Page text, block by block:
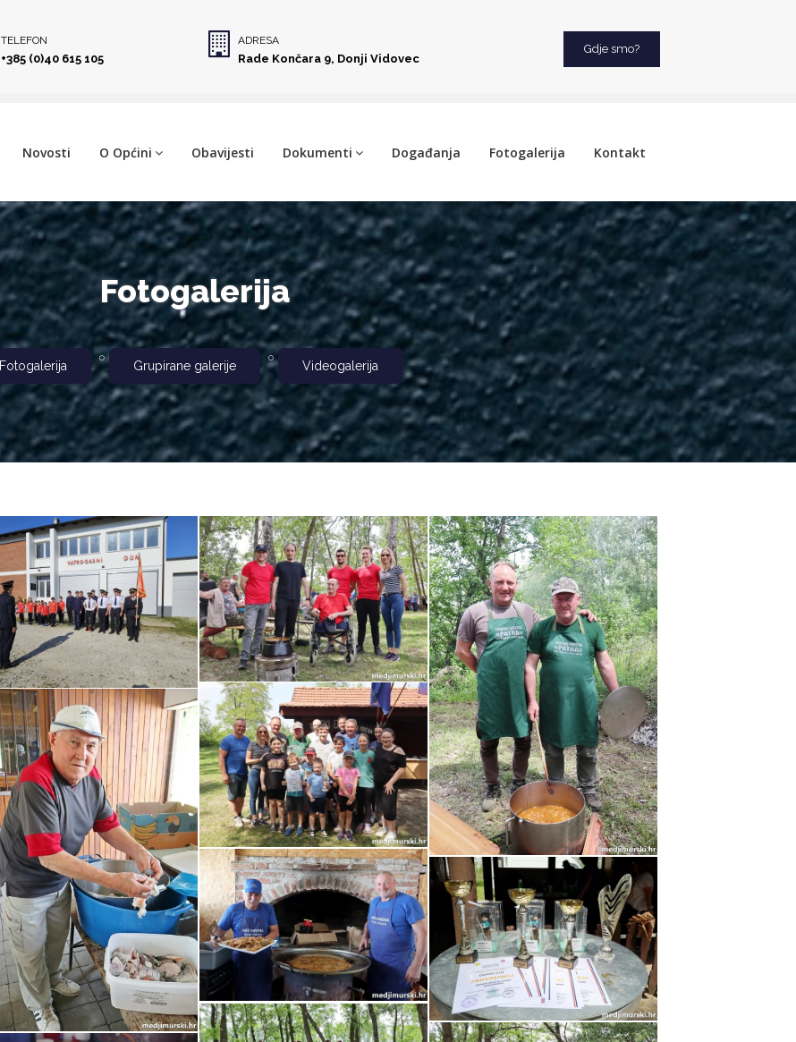
TELEFON
+385 (0)40 615 105
ADRESA
Rade Končara 9, Donji Vidovec
Gdje smo?
Novosti O Općini Obavijesti Dokumenti Događanja Fotogalerija Kontakt
Fotogalerija
Fotogalerija Grupirane galerije Videogalerija